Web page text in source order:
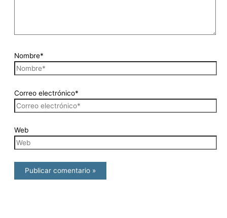
Nombre*
Correo electrónico*
Web